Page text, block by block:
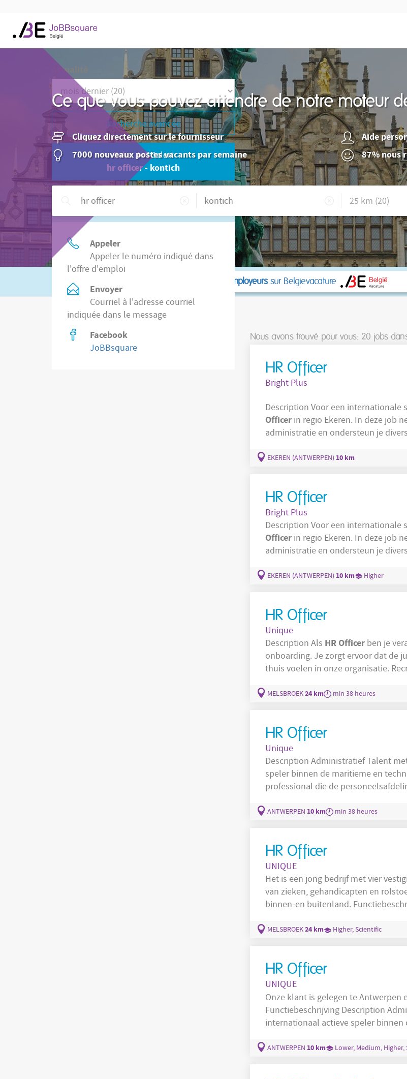
Ce que vous pouvez attendre de notre moteur
Cliquez directement sur le fournisseur
Aide
7000 nouveaux postes vacants par semaine
87% nous
Ou recherchez 2.200 postes vacants des employeurssur Belgievacature
Actualité
Recherche avancée
Créer JoBBalert
hr officer - kontich
Appeler
Appeler le numéro indiqué dans
l'offre d'emploi
Envoyer
Courriel à l'adresse courriel
indiquée dans le message
Facebook
JoBBsquare
Nous avons trouvé pour vous: 20 jobs
HR Officer
Bright Plus
Description Voor een
Officerin regio Ekeren. In deze job
administratie en ondersteun je
zoals afwezigheden, tijdsregistratie
EKEREN (ANTWERPEN) 10 km
HR Officer
Bright Plus
Description Voor een
Officerin regio Ekeren. In deze job
administratie en ondersteun je
zoals afwezigheden, tijdsregistratie
EKEREN (ANTWERPEN) 10 km Higher
HR Officer
Unique
Description Als HR Officerben je
onboarding. Je zorgt ervoor dat de
thuis voelen in onze organisatie. Recruitment & selectie: Opstellen en publiceren van
MELSBROEK24 km min 38 heures
HR Officer
Unique
Description Administratief Talent
speler binnen de maritieme en
professional die de
administratieve functie: je bewaakt
ANTWERPEN 10 km min 38 heures
HR Officer
UNIQUE
Het is een jong bedrijf met vier
van zieken, gehandicapten en
talenten niet alleen starten, maar
MELSBROEK24 km Higher, Scientific
HR Officer
UNIQUE
Onze klant is gelegen te
Functiebeschrijving
internationaal actieve speler
nauw samen met de directie en ben
ANTWERPEN 10 km Lower, Medium, Higher,